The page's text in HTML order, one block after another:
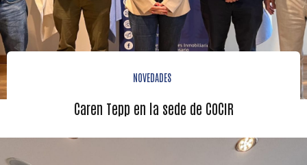
NOVEDADES
Caren Tepp en la sede de COCIR